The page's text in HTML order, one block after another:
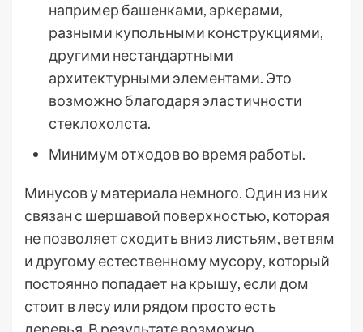
например башенками, эркерами,
разными купольными конструкциями,
другими нестандартными
архитектурными элементами. Это
возможно благодаря эластичности
стеклохолста.
Минимум отходов во время работы.
Минусов у материала немного. Один из них
связан с шершавой поверхностью, которая
не позволяет сходить вниз листьям, ветвям
и другому естественному мусору, который
постоянно попадает на крышу, если дом
стоит в лесу или рядом просто есть